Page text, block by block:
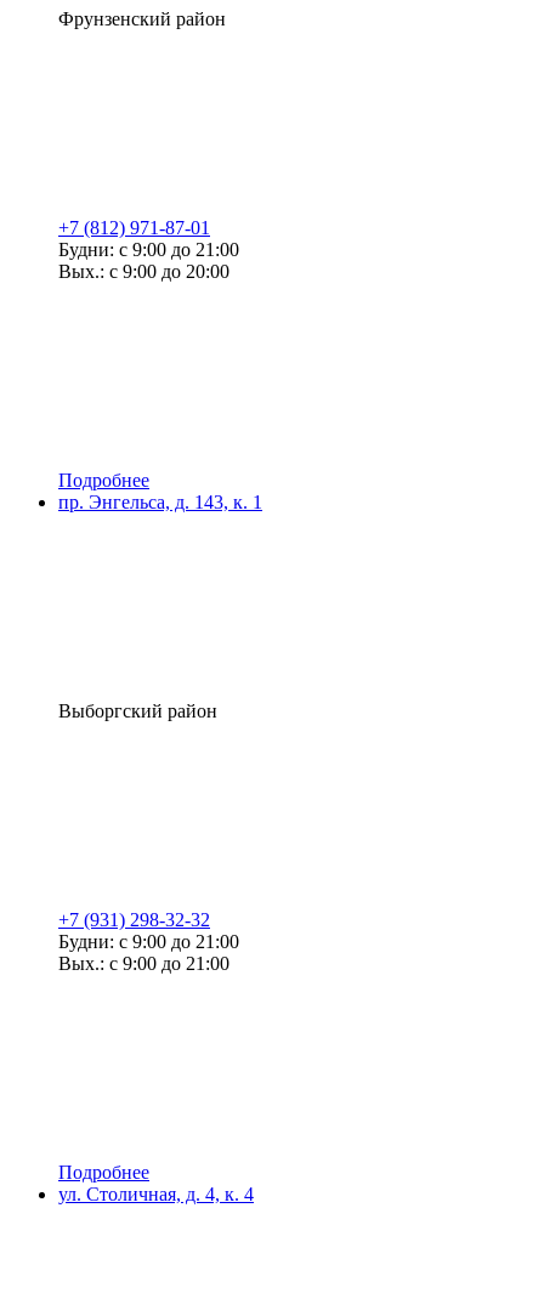
Фрунзенский район
+7 (812) 971-87-01
Будни: с 9:00 до 21:00
Вых.: с 9:00 до 20:00
Подробнее
пр. Энгельса, д. 143, к. 1
Выборгский район
+7 (931) 298-32-32
Будни: с 9:00 до 21:00
Вых.: с 9:00 до 21:00
Подробнее
ул. Столичная, д. 4, к. 4